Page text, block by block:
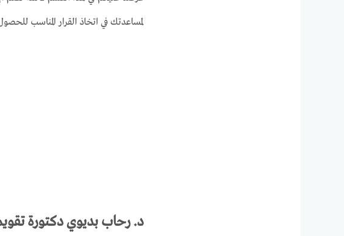
لمساعدتك في اتخاذ القرار المناسب
د. رحاب بديوي دكتورة